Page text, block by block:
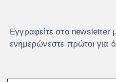
Εγγραφείτε στο newsletter
ενημερώνεστε πρώτοι για